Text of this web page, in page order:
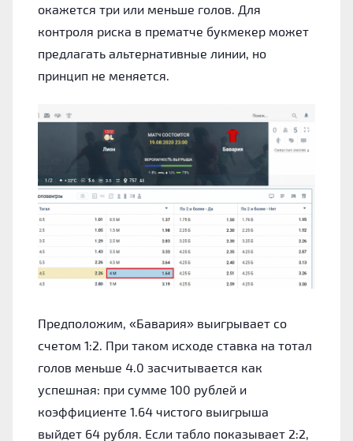
окажется три или меньше голов. Для
контроля риска в прематче букмекер может
предлагать альтернативные линии, но
принцип не меняется.
Предположим, «Бавария» выигрывает со
счетом 1:2. При таком исходе ставка на тотал
голов меньше 4.0 засчитывается как
успешная: при сумме 100 рублей и
коэффициенте 1.64 чистого выигрыша
выйдет 64 рубля. Если табло показывает 2:2,